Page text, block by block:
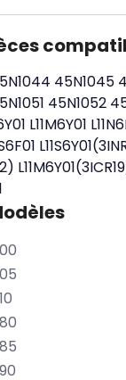
45N1045
45N1052
L11M6Y01